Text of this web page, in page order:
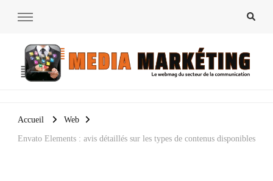
Accueil Web
Envato Elements : avis détaillés sur les types de contenus disponibles